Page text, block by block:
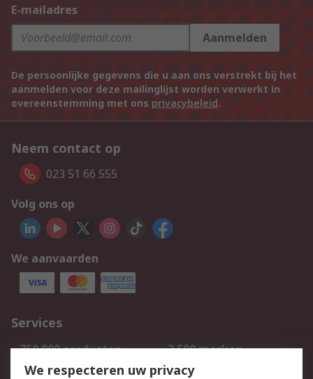
E-mailadres
Aanmelden
De persoonlijke gegevens die u aan ons verstrekt bij het
aanmelden voor deze mailinglijst worden verwerkt in
overeenstemming met ons privacybeleid.
Neem contact op
023 51 66 555
Volg ons op
We aanvaarden
Services
750.000 producten
2.500 merken
Bestellen
Inkoopoplossingen
We respecteren uw privacy